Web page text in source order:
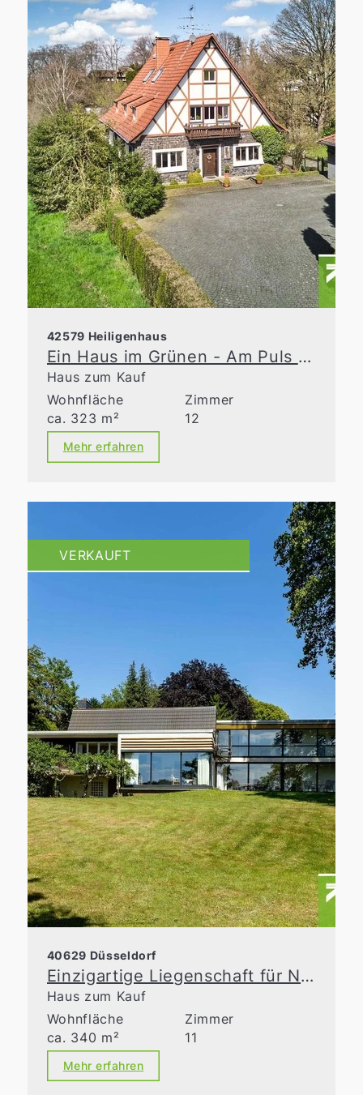
42579 Heiligenhaus
Ein Haus im Grünen - Am Puls der Zeit
Haus zum Kauf
Wohnfläche
ca. 323 m²
Zimmer
12
Mehr erfahren
VERKAUFT
40629 Düsseldorf
Einzigartige Liegenschaft für Naturliebhaber
Haus zum Kauf
Wohnfläche
ca. 340 m²
Zimmer
11
Mehr erfahren